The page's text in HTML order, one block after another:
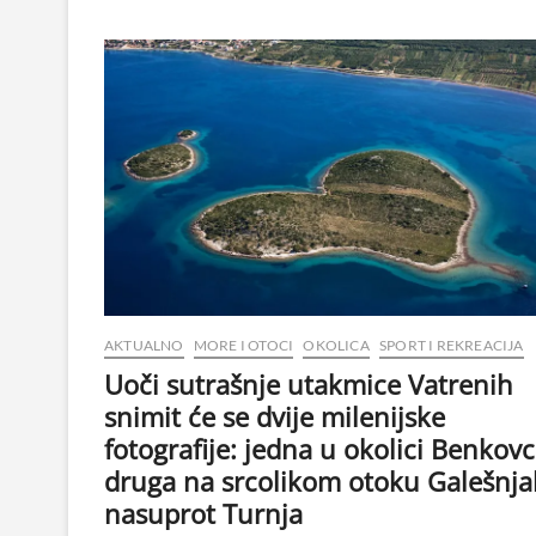
AKTUALNO MORE I OTOCI OKOLICA SPORT I REKREACIJA
Uoči sutrašnje utakmice Vatrenih
snimit će se dvije milenijske
fotografije: jedna u okolici
druga na srcolikom otoku
nasuprot Turnja